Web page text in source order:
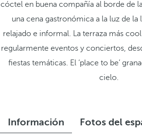
cóctel en buena compañía al borde de
una cena gastronómica a la luz de la
relajado e informal. La terraza más
regularmente eventos y conciertos,
fiestas temáticas. El ‘place to be’
cielo.
Información Fotos del